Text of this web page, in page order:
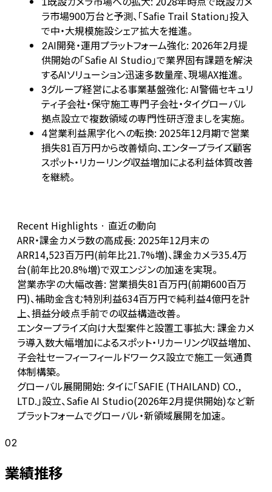
ラ市場900万台と予測、「Safie Trail Station」投入
で中・大規模施設シェア拡大を推進。
2AI開発・運用プラットフォーム強化: 2026年2月提
供開始の「Safie AI Studio」で業界固有課題を解決
するAIソリューション迅速多数量産、現場AX推進。
3グループ経営による事業基盤強化: AI警備セキュリ
ティ子会社・保守施工専門子会社・タイグローバル
拠点設立で複数領域の専門性研ぎ澄ましを実施。
4営業利益黒字化への転換: 2025年12月期で営業
損失81百万円から改善傾向、エンタープライズ顧客
スポット・リカーリング収益増加による利益体質改善
を継続。
Recent Highlights · 直近の動向
ARR・課金カメラ数の高成長: 2025年12月末の
ARR14,523百万円(前年比21.7%増)、課金カメラ35.4万
台(前年比20.8%増)で双エンジンの加速を実現。
営業赤字の大幅改善: 営業損失81百万円(前期600百万
円)、補助金含む特別利益634百万円で純利益4億円を計
上、損益分岐点手前での収益構造改善。
エンタープライズ向け大型案件と設置工事拡大: 課金カメ
ラ導入数大幅増加によるスポット・リカーリング収益増加、
子会社セーフィーフィールドワークス設立で施工一気通貫
体制構築。
グローバル展開開始: タイに「SAFIE (THAILAND) CO.,
LTD.」設立、Safie AI Studio(2026年2月提供開始)など新
プラットフォームでグローバル・新領域展開を加速。
02
業績推移